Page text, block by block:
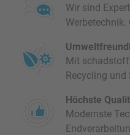
Wir sind
Werbetechnik.
Mit
Recycling und
Höchste
Modernste